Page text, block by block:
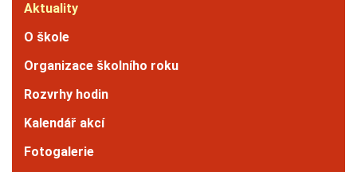
Aktuality
O škole
Organizace školního roku
Rozvrhy hodin
Kalendář akcí
Fotogalerie